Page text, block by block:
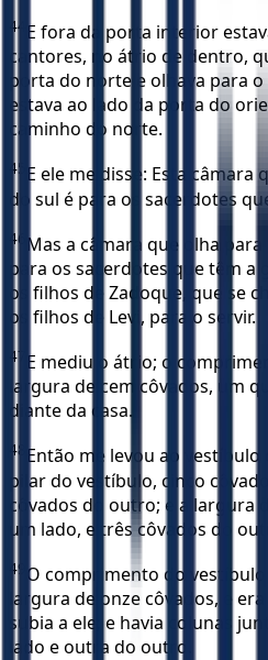
44 E fora da porta interior
cantores, no átrio de dentro,
porta do norte e olhava para
estava ao lado da porta do
caminho do norte.
45 E ele me disse: Esta
do sul é para os sacerdotes
46 Mas a câmara que olha
para os sacerdotes que têm a
os filhos de Zadoque, que se
os filhos de Levi, para o servir.
47 E mediu o átrio; o
largura de cem côvados, um
diante da casa.
48 Então me levou ao vestíbulo
pilar do vestíbulo, cinco
côvados do outro; e a largura
um lado, e três côvados do
49 O comprimento do
largura de onze côvados, e
subia a ele; e havia colunas
lado e outra do outro.